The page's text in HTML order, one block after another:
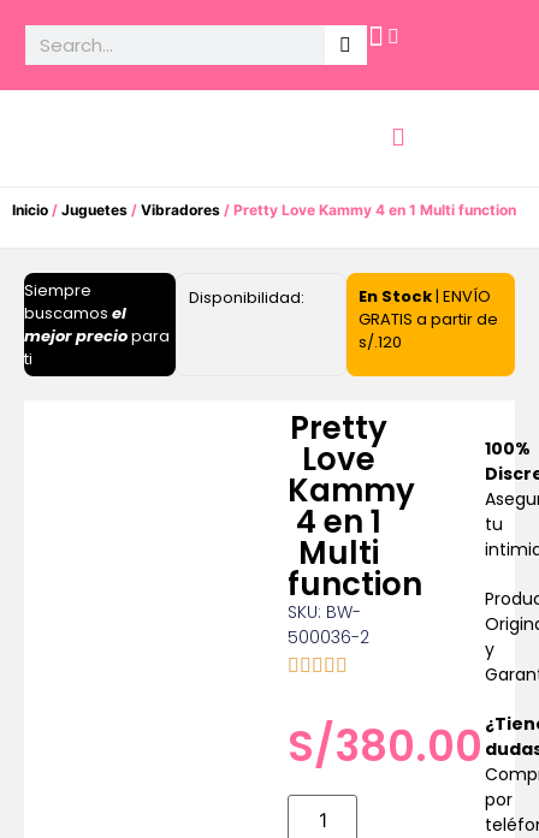
Inicio / Juguetes / Vibradores / Pretty Love Kammy 4 en 1 Multi function
Siempre
buscamos el
mejor preciopara
ti
Disponibilidad: En Stock| ENVÍO
GRATIS a partir de
s/.120
Pretty
Love
Kammy
4 en 1
Multi
function
SKU: BW-
500036-2
S/380.00
100%
tu
y
por